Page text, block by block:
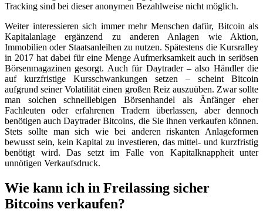
Tracking sind bei dieser anonymen Bezahlweise nicht möglich.
Weiter interessieren sich immer mehr Menschen dafür, Bitcoin als
Kapitalanlage ergänzend zu anderen Anlagen wie Aktion,
Immobilien oder Staatsanleihen zu nutzen. Spätestens die Kursralley
in 2017 hat dabei für eine Menge Aufmerksamkeit auch in seriösen
Börsenmagazinen gesorgt. Auch für Daytrader – also Händler die
auf kurzfristige Kursschwankungen setzen – scheint Bitcoin
aufgrund seiner Volatilität einen großen Reiz auszuüben. Zwar sollte
man solchen schnelllebigen Börsenhandel als Änfänger eher
Fachleuten oder erfahrenen Tradern überlassen, aber dennoch
benötigen auch Daytrader Bitcoins, die Sie ihnen verkaufen können.
Stets sollte man sich wie bei anderen riskanten Anlageformen
bewusst sein, kein Kapital zu investieren, das mittel- und kurzfristig
benötigt wird. Das setzt im Falle von Kapitalknappheit unter
unnötigen Verkaufsdruck.
Wie kann ich in Freilassing sicher
Bitcoins verkaufen?